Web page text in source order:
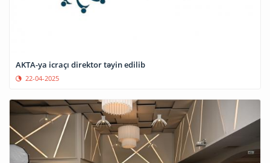
AKTA-ya icraçı direktor təyin edilib
22-04-2025